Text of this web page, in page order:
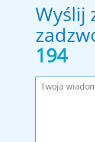
Wyślij
194
Wypełnij
Wiadomość